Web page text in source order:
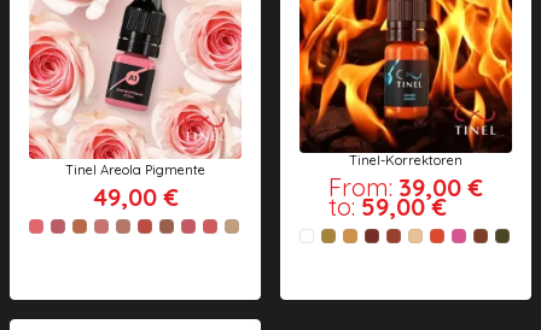
Tinel Areola Pigmente
49,00 €
Tinel-Korrektoren
From: 39,00 €
to: 59,00 €